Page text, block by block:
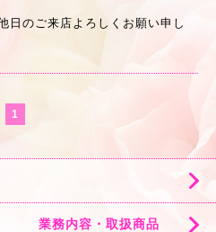
日のご来店よろしくお願い申し
1
業務内容・取扱商品